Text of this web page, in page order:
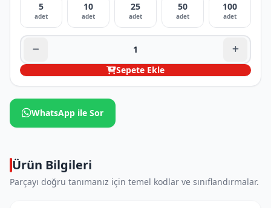
5
adet
10
adet
25
adet
50
adet
100
adet
Sepete Ekle
WhatsApp ile Sor
Ürün Bilgileri
Parçayı doğru tanımanız için temel kodlar ve sınıflandırmalar.